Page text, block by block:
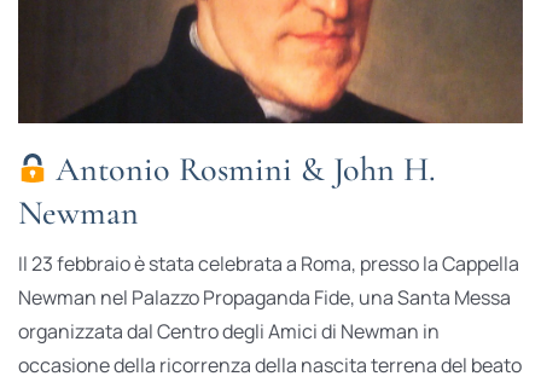
Antonio Rosmini & John H.
Newman
Il 23 febbraio è stata celebrata a Roma, presso la Cappella
Newman nel Palazzo Propaganda Fide, una Santa Messa
organizzata dal Centro degli Amici di Newman in
occasione della ricorrenza della nascita terrena del beato